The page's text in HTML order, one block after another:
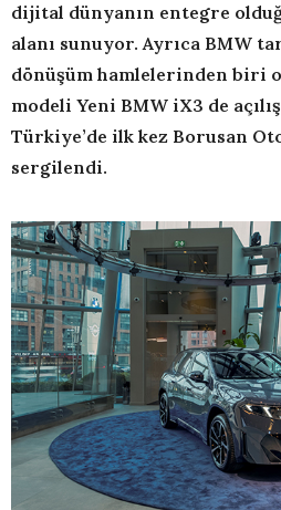
dijital dünyanın entegre
alanı sunuyor. Ayrıca BMW
dönüşüm hamlelerinden biri
modeli Yeni BMW iX3 de
Türkiye’de ilk kez Borusan
sergilendi.